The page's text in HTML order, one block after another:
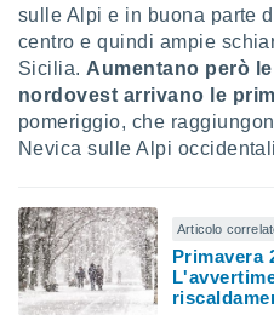
al quale
Per
tuo
facendo
" o
sulle Alpi e in buona parte
centro e quindi ampie
Sicilia. Aumentano però
nordovest arrivano le
pomeriggio, che
Nevica sulle Alpi
Articolo
Primavera